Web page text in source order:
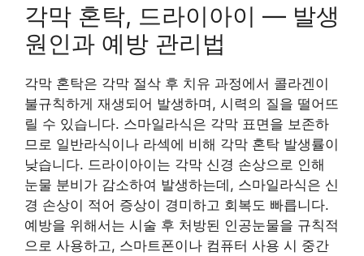
각막 혼탁, 드라이아이 — 발생
원인과 예방 관리법
각막 혼탁은 각막 절삭 후 치유 과정에서 콜라겐이
불규칙하게 재생되어 발생하며, 시력의 질을 떨어뜨
릴 수 있습니다. 스마일라식은 각막 표면을 보존하
므로 일반라식이나 라섹에 비해 각막 혼탁 발생률이
낮습니다. 드라이아이는 각막 신경 손상으로 인해
눈물 분비가 감소하여 발생하는데, 스마일라식은 신
경 손상이 적어 증상이 경미하고 회복도 빠릅니다.
예방을 위해서는 시술 후 처방된 인공눈물을 규칙적
으로 사용하고, 스마트폰이나 컴퓨터 사용 시 중간